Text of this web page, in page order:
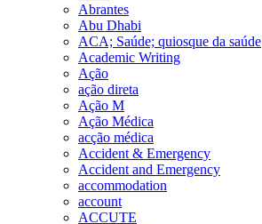
Abrantes
Abu Dhabi
ACA; Saúde; quiosque da saúde
Academic Writing
Ação
ação direta
Ação M
Ação Médica
acção médica
Accident & Emergency
Accident and Emergency
accommodation
account
ACCUTE